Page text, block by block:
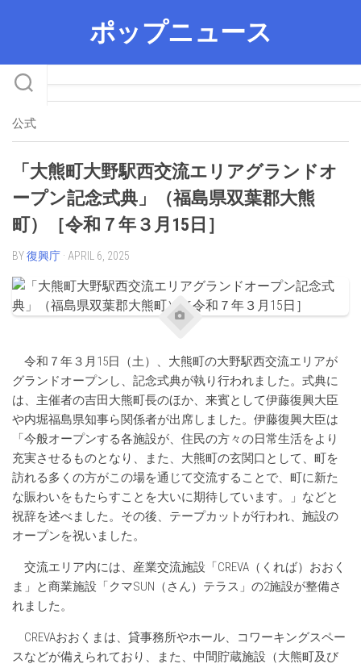
ポップニュース
公式
「大熊町大野駅西交流エリアグランドオ
ープン記念式典」（福島県双葉郡大熊
町）［令和７年３月15日］
BY復興庁 · APRIL 6, 2025
令和７年３月15日（土）、大熊町の大野駅西交流エリアが
グランドオープンし、記念式典が執り行われました。式典に
は、主催者の吉田大熊町長のほか、来賓として伊藤復興大臣
や内堀福島県知事ら関係者が出席しました。伊藤復興大臣は
「今般オープンする各施設が、住民の方々の日常生活をより
充実させるものとなり、また、大熊町の玄関口として、町を
訪れる多くの方がこの場を通じて交流することで、町に新た
な賑わいをもたらすことを大いに期待しています。」などと
祝辞を述べました。その後、テープカットが行われ、施設の
オープンを祝いました。
交流エリア内には、産業交流施設「CREVA（くれば）おおく
ま」と商業施設「クマSUN（さん）テラス」の2施設が整備さ
れました。
CREVAおおくまは、貸事務所やホール、コワーキングスペー
スなどが備えられており、また、中間貯蔵施設（大熊町及び